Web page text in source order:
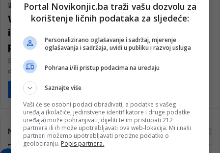
nk 2 8. Decembra 2023.
World Vision BiH: Svaki šesti ispitanik
istraživanja smatra da je nasilje
porodična stvar
Svaka šesta osoba smatra da je nasilje privatna stvar, dok svaka
deseta smatra da su muškarci pametniji od žena. Rezultati…
Pročitaj više
Najčitanije
Portal Novikonjic.ba traži vašu dozvolu za
korištenje ličnih podataka za sljedeće:
Personalizirano oglašavanje i sadržaj, mjerenje
oglašavanja i sadržaja, uvidi u publiku i razvoj usluga
Pohrana i/ili pristup podacima na uređaju
Saznajte više
Vaši će se osobni podaci obrađivati, a podatke s vašeg
uređaja (kolačiće, jedinstvene identifikatore i druge podatke
uređaja) može pohranjivati, dijeliti te im pristupati 212
partnera ili ih može upotrebljavati ova web-lokacija. Mi i naši
partneri možemo upotrebljavati precizne podatke o
geolociranju. Popis partnera.